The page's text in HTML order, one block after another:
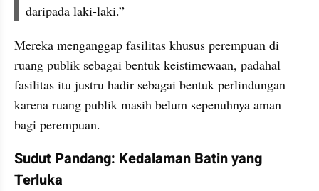
daripada laki-laki.”
Mereka menganggap fasilitas khusus perempuan di
ruang publik sebagai bentuk keistimewaan, padahal
fasilitas itu justru hadir sebagai bentuk perlindungan
karena ruang publik masih belum sepenuhnya aman
bagi perempuan.
Sudut Pandang: Kedalaman Batin yang
Terluka